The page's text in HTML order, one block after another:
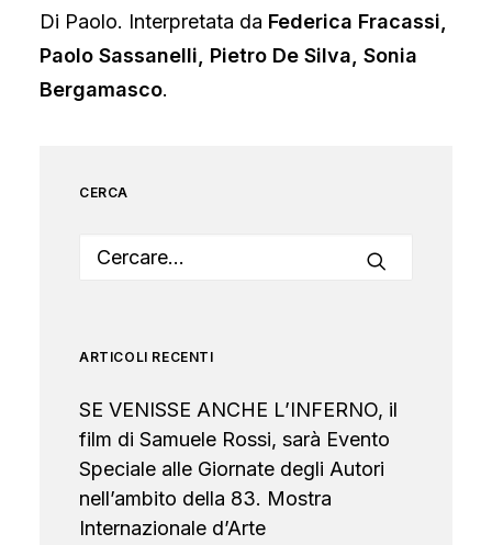
Di Paolo. Interpretata da Federica Fracassi,
Paolo Sassanelli, Pietro De Silva, Sonia
Bergamasco.
CERCA
ARTICOLI RECENTI
SE VENISSE ANCHE L’INFERNO, il
film di Samuele Rossi, sarà Evento
Speciale alle Giornate degli Autori
nell’ambito della 83. Mostra
Internazionale d’Arte